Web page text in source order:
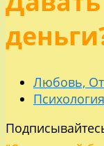
Любовь,
Психология